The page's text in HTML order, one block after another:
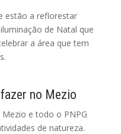
estão a reflorestar
de Natal que
a área que tem
no Mezio
e todo o PNPG
de natureza.